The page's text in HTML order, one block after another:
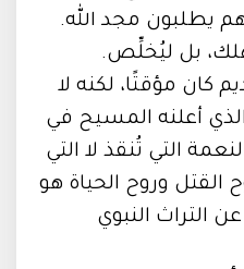
يطلبون مجد الله.
بل ليُخلِّص.
كان مؤقتًا، لكنه لا
أعلنه المسيح في
التي تُنقذ لا التي
القتل وروح الحياة هو
التراث النبوي